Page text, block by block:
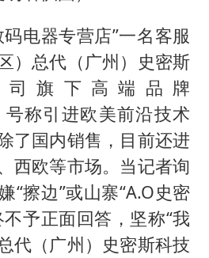
电器专营店”一名客服
）总代（广州）史密斯
旗下高端品牌
号称引进欧美前沿技术
了国内销售，目前还进
西欧等市场。当记者询
“擦边”或山寨“A.O史密
予正面回答，坚称“我
代（广州）史密斯科技